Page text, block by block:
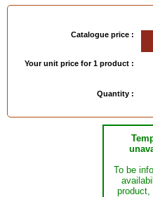
EAN :
Catalogue price :
Your unit price for 1 product :
Quantity :
To be
product,